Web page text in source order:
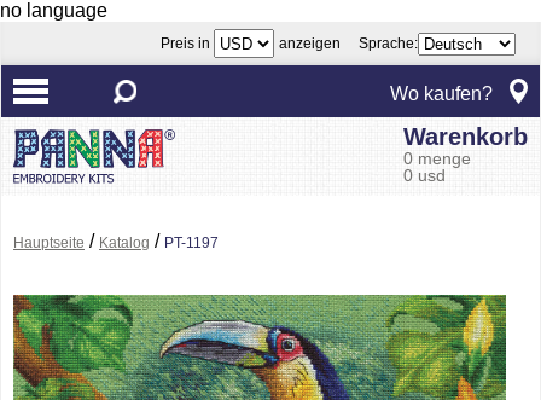
no language
Preis in anzeigen Sprache:
Wo kaufen?
Warenkorb
0 menge
0 usd
Hauptseite / Katalog / PT-1197